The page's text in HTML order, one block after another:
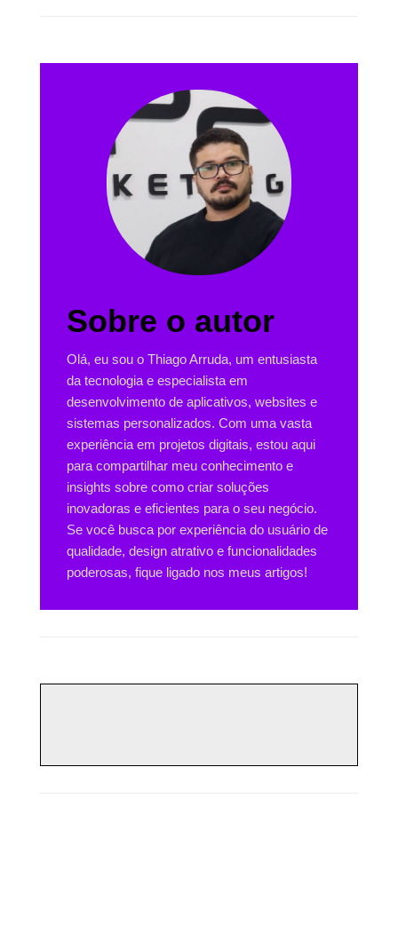
Sobre o autor
Olá, eu sou o Thiago Arruda, um entusiasta
da tecnologia e especialista em
desenvolvimento de aplicativos, websites e
sistemas personalizados. Com uma vasta
experiência em projetos digitais, estou aqui
para compartilhar meu conhecimento e
insights sobre como criar soluções
inovadoras e eficientes para o seu negócio.
Se você busca por experiência do usuário de
qualidade, design atrativo e funcionalidades
poderosas, fique ligado nos meus artigos!